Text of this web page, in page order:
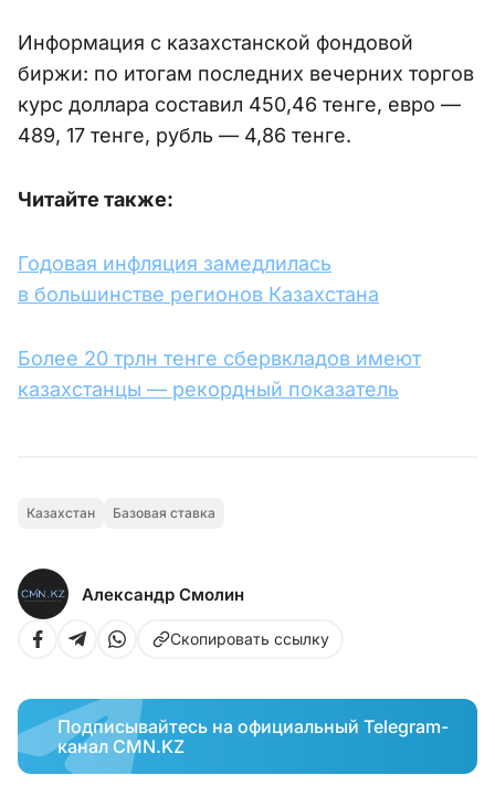
Информация с казахстанской фондовой
биржи: по итогам последних вечерних торгов
курс доллара составил 450,46 тенге, евро —
489, 17 тенге, рубль — 4,86 тенге.
Читайте также:
Годовая инфляция замедлилась
в большинстве регионов Казахстана
Более 20 трлн тенге сбервкладов имеют
казахстанцы — рекордный показатель
Казахстан Базовая ставка
Александр Смолин
Скопировать ссылку
Подписывайтесь на официальный Telegram-
канал CMN.KZ